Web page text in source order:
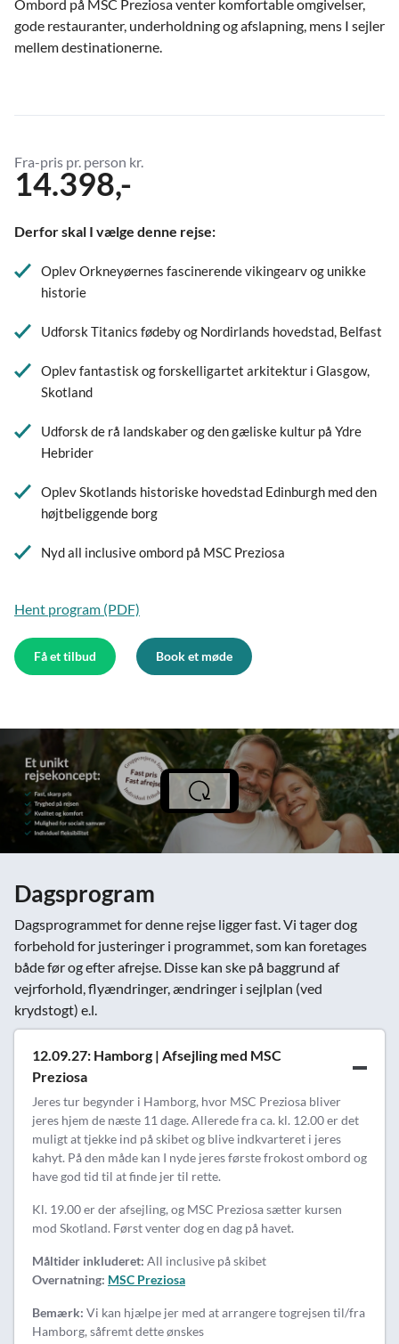
Ombord på MSC Preziosa venter komfortable omgivelser,
gode restauranter, underholdning og afslapning, mens I sejler
mellem destinationerne.
Fra-pris pr. person kr.
14.398,-
Derfor skal I vælge denne rejse:
Oplev Orkneyøernes fascinerende vikingearv og unikke
historie
Udforsk Titanics fødeby og Nordirlands hovedstad, Belfast
Oplev fantastisk og forskelligartet arkitektur i Glasgow,
Skotland
Udforsk de rå landskaber og den gæliske kultur på Ydre
Hebrider
Oplev Skotlands historiske hovedstad Edinburgh med den
højtbeliggende borg
Nyd all inclusive ombord på MSC Preziosa
Hent program (PDF)
Få et tilbud Book et møde
Dagsprogram
Dagsprogrammet for denne rejse ligger fast. Vi tager dog
forbehold for justeringer i programmet, som kan foretages
både før og efter afrejse. Disse kan ske på baggrund af
vejrforhold, flyændringer, ændringer i sejlplan (ved
krydstogt) e.l.
12.09.27: Hamborg | Afsejling med MSC
Preziosa
Jeres tur begynder i Hamborg, hvor MSC Preziosa bliver
jeres hjem de næste 11 dage. Allerede fra ca. kl. 12.00 er det
muligt at tjekke ind på skibet og blive indkvarteret i jeres
kahyt. På den måde kan I nyde jeres første frokost ombord og
have god tid til at finde jer til rette.
Kl. 19.00 er der afsejling, og MSC Preziosa sætter kursen
mod Skotland. Først venter dog en dag på havet.
Måltider inkluderet: All inclusive på skibet
Overnatning: MSC Preziosa
Bemærk: Vi kan hjælpe jer med at arrangere togrejsen til/fra
Hamborg, såfremt dette ønskes